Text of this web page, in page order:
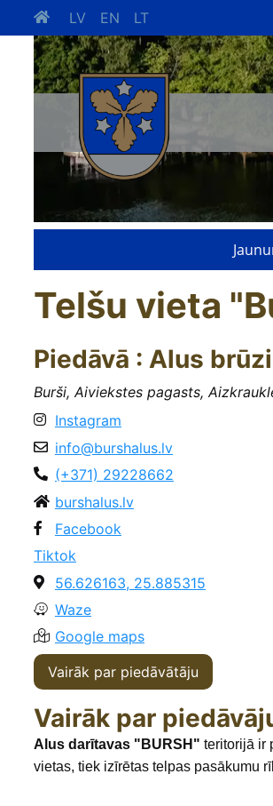
LV EN LT
Telšu vieta
Piedāvā : Alus
Burši, Aiviekstes pagasts,
Instagram
info@burshalus.lv
(+371) 29228662
burshalus.lv
Facebook
Tiktok
56.626163, 25.885315
Waze
Google maps
Vairāk par piedāvātāju
Vairāk par
Alus darītavas "BURSH" teritorijā ir
vietas, tiek izīrētas telpas pasākumu